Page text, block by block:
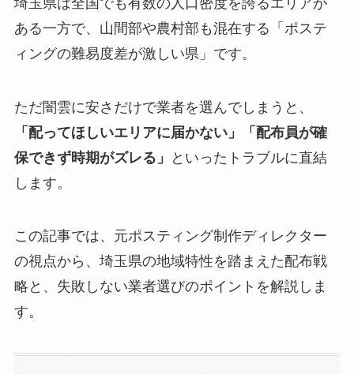
ある一方で、山間部や農村部も混在する「ポステ
ィングの難易度差が激しい県」です。
ただ闇雲に安さだけで業者を選んでしまうと、
「配ってほしいエリアに届かない」「配布員が確
保できず時期がズレる」
といったトラブルに直結
します。
この記事では、元ポスティング制作ディレクター
の視点から、埼玉県の地域特性を踏まえた配布戦
略と、失敗しない業者選びのポイントを解説しま
す。